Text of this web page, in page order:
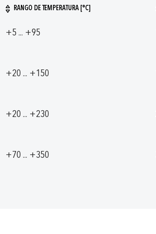
RANGO DE TEMPERATURA [°C]
+5 ... +95
+20 ... +150
+20 ... +230
+70 ... +350